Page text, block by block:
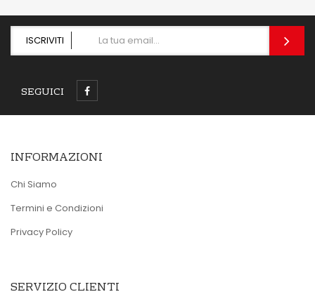
ISCRIVITI
SEGUICI
INFORMAZIONI
Chi Siamo
Termini e Condizioni
Privacy Policy
SERVIZIO CLIENTI